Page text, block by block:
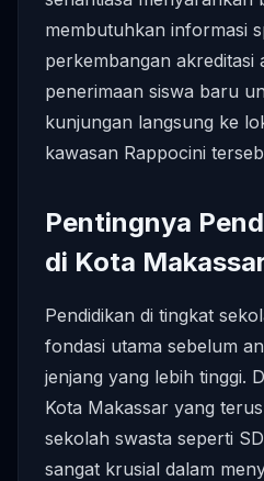
membutuhkan informasi
perkembangan akreditasi
penerimaan siswa baru
kunjungan langsung ke
kawasan Rappocini
Pentingnya
di Kota
Pendidikan di tingkat
fondasi utama sebelum
jenjang yang lebih tinggi.
Kota Makassar yang
sekolah swasta seperti
sangat krusial dalam